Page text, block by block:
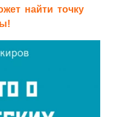
найти точку